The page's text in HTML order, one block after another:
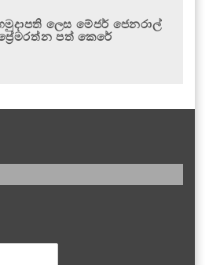
ලෙස මේජර් ජෙනරාල්
පත් කෙරේ